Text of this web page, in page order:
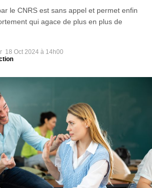
le CNRS est sans appel et permet enfin
qui agace de plus en plus de
18 Oct 2024 à 14h00